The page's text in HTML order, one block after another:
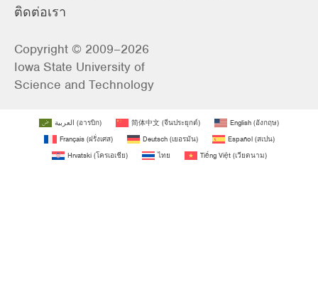
ติดต่อเรา
Copyright © 2009–2026
Iowa State University of
Science and Technology
العربية (อารบิก) 简体中文 (จีนประยุกต์) English (อังกฤษ)
Français(ฝรั่งเศส) Deutsch(เยอรมัน) Español(สเปน)
Hrvatski(โครเอเชีย) ไทย Tiếng Việt(เวียดนาม)